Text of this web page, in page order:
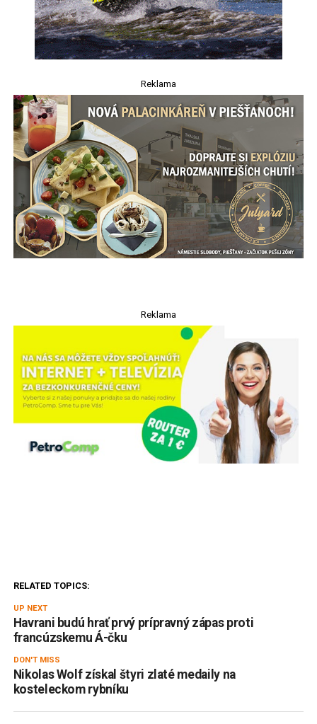
Reklama
Reklama
RELATED TOPICS:
UP NEXT
Havrani budú hrať prvý prípravný zápas proti
francúzskemu Á-čku
DON'T MISS
Nikolas Wolf získal štyri zlaté medaily na
kosteleckom rybníku